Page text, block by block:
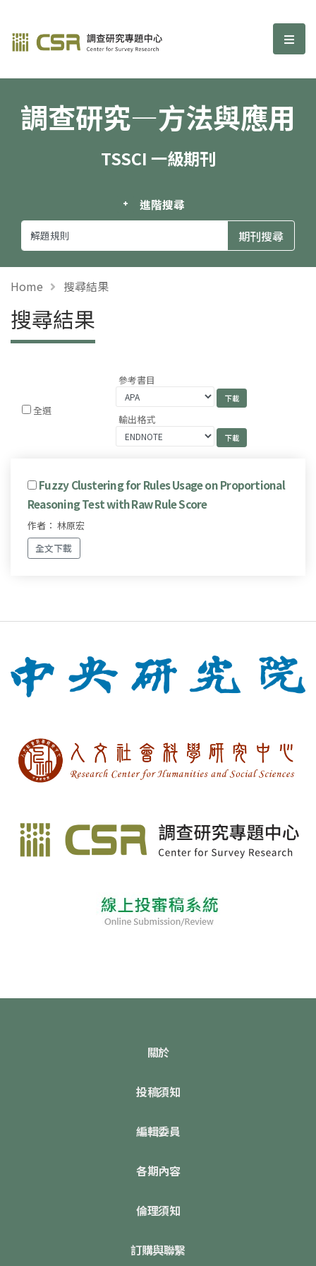
調查研究—方法與應用期刊 選
調查研究—方法與應用
TSSCI 一級期刊
進階搜尋
Home 搜尋結果
搜尋結果
全選
參考書目
輸出格式
Fuzzy Clustering for Rules Usage on Proportional
Reasoning Test with Raw Rule Score
作者： 林原宏
全文下載
關於
投稿須知
編輯委員
各期內容
倫理須知
訂購與聯繫